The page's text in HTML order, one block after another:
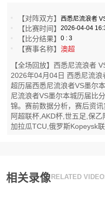
【对阵双方】西悉尼流浪者
【比赛时间】2026-04-04
【比分结果】0 : 3
【赛事名称】澳超
【全场回放】西悉尼流浪者
2026年04月04日 西悉尼流
超历届西悉尼流浪者VS墨尔
尼流浪者VS墨尔本城历届比
锦。赛前数据分析，赛后资
阿超联杯,AKD杯,世五足,保
加拉瓜TCU,俄罗斯Kopeysk
相关录像 RELATED